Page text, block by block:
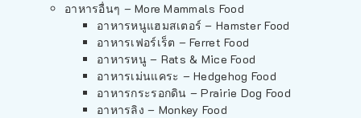
อาหารอื่นๆ – More Mammals Food
อาหารหนูแฮมสเตอร์ – Hamster Food
อาหารเฟอร์เร็ต – Ferret Food
อาหารหนู – Rats & Mice Food
อาหารเม่นแคระ – Hedgehog Food
อาหารกระรอกดิน – Prairie Dog Food
อาหารลิง – Monkey Food